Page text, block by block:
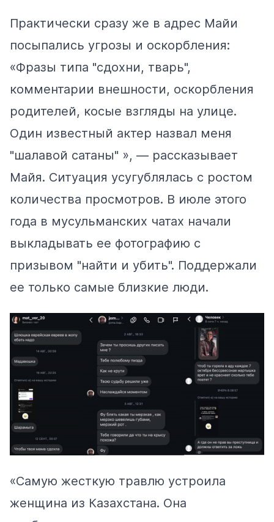
Практически сразу же в адрес Майи
посыпались угрозы и оскорбления:
«Фразы типа "сдохни, тварь",
комментарии внешности, оскорбления
родителей, косые взгляды на улице.
Один известный актер назвал меня
"шалавой сатаны" », — рассказывает
Майя. Ситуация усугублялась с ростом
количества просмотров. В июле этого
года в мусульманских чатах начали
выкладывать ее фотографию с
призывом "найти и убить". Поддержали
ее только самые близкие люди.
«Самую жесткую травлю устроила
женщина из Казахстана. Она